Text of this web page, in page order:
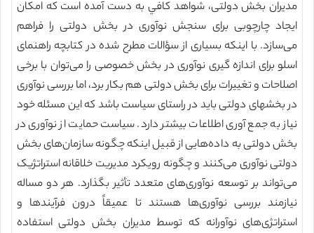
مدیران بخش دولتی، شواهد كافي به دست آمده است که امکان
ایجاد چارچوبی برای سنجش نوآوری در بخش دولتی را فراهم
می‌سازد. با اينكه بسیاری از سؤالات مطرح شده در کتابچه راهنمای
اسلو برای اندازه گیری نوآوری در بخش خصوصی را می‌توان با برخی
اصلاحات و تغییرات برای بخش دولتی هم بکار برد، اما بررسی نوآوری
در بخشهای دولتی باید در راستای سیاست باشد که این مسئله خود
نیاز به جمع آوری اطلاعات بیشتر دارد. سیاست حمایت از نوآوری در
بخش دولتی به داده‌هایی از قبیل اینکه چگونه سازمان‌های بخش
دولتی نوآوری می‌کنند و چگونه رویکرد مدیریت خلاقانه استراتژیک
می‌تواند بر توسعه نوآوری‌های متعدد تأثیر بگذارد. هر دو مساله
نیازمند بررسی نوآوری‌ها هستند تا عمیقاً درون فرآیندها و
استراتژی‌های نوآورانه که توسط مدیران بخش دولتی استفاده